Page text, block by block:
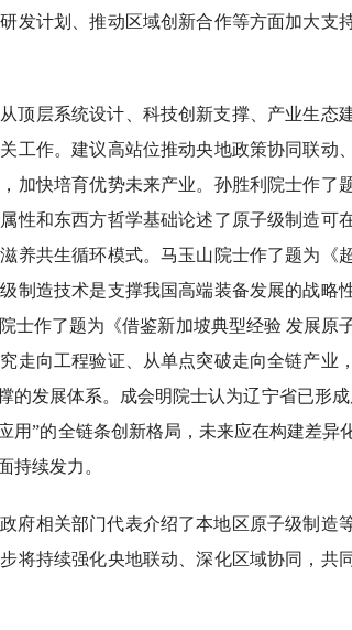
发计划、推动区域创新合作等方面加大支
顶层系统设计、科技创新支撑、产业生态
工作。建议高站位推动央地政策协同联动
加快培育优势未来产业。孙胜利院士作了
性和东西方哲学基础论述了原子级制造可
养共生循环模式。马玉山院士作了题为《
制造技术是支撑我国高端装备发展的战略
士作了题为《借鉴新加坡典型经验 发展原
走向工程验证、从单点突破走向全链产业
的发展体系。成会明院士认为辽宁省已形
用”的全链条创新格局，未来应在构建差异
持续发力。
府相关部门代表介绍了本地区原子级制造
将持续强化央地联动、深化区域协同，共